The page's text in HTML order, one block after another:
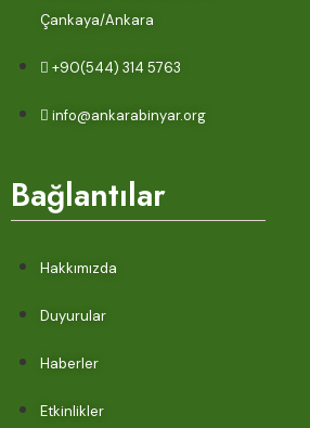
Çankaya/Ankara
+90(544) 314 5763
info@ankarabinyar.org
Bağlantılar
Hakkımızda
Duyurular
Haberler
Etkinlikler